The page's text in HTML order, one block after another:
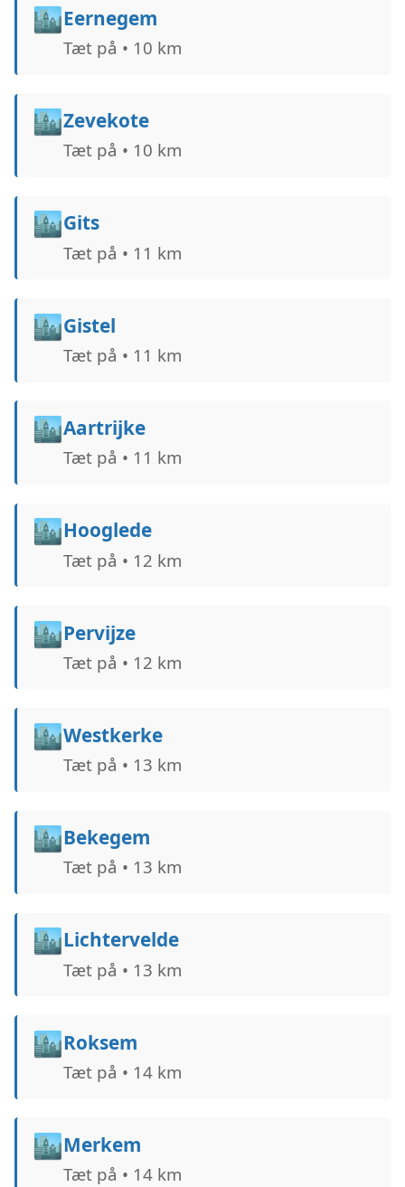
🏙️Eernegem
Tæt på • 10 km
🏙️Zevekote
Tæt på • 10 km
🏙️Gits
Tæt på • 11 km
🏙️Gistel
Tæt på • 11 km
🏙️Aartrijke
Tæt på • 11 km
🏙️Hooglede
Tæt på • 12 km
🏙️Pervijze
Tæt på • 12 km
🏙️Westkerke
Tæt på • 13 km
🏙️Bekegem
Tæt på • 13 km
🏙️Lichtervelde
Tæt på • 13 km
🏙️Roksem
Tæt på • 14 km
🏙️Merkem
Tæt på • 14 km